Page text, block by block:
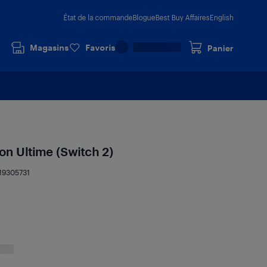
État de la commandeBlogueBest Buy AffairesEnglish
Magasins Favoris Panier
Ultime (Switch 2)